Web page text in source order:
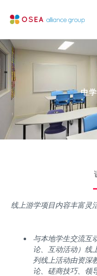
content
中
线上游学项目内容丰富灵
与本地学生交流互
论、互动活动）线
列线上活动由资深
论、磋商技巧、领